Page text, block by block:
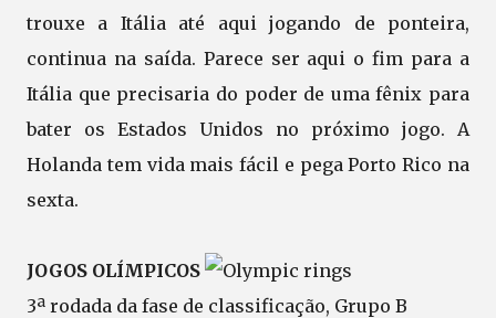
trouxe a Itália até aqui jogando de ponteira,
continua na saída. Parece ser aqui o fim para a
Itália que precisaria do poder de uma fênix para
bater os Estados Unidos no próximo jogo. A
Holanda tem vida mais fácil e pega Porto Rico na
sexta.
JOGOS OLÍMPICOS
3ª rodada da fase de classificação, Grupo B